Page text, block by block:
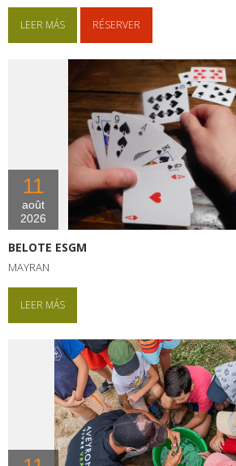
LEER MÁS RÉSERVER
11
août
2026
BELOTE ESGM
MAYRAN
LEER MÁS